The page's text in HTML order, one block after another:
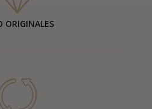
ORIGINALES